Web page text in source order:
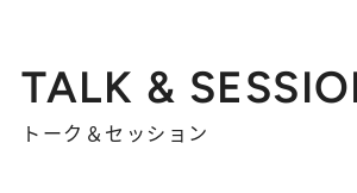
TALK &
トーク＆セッション